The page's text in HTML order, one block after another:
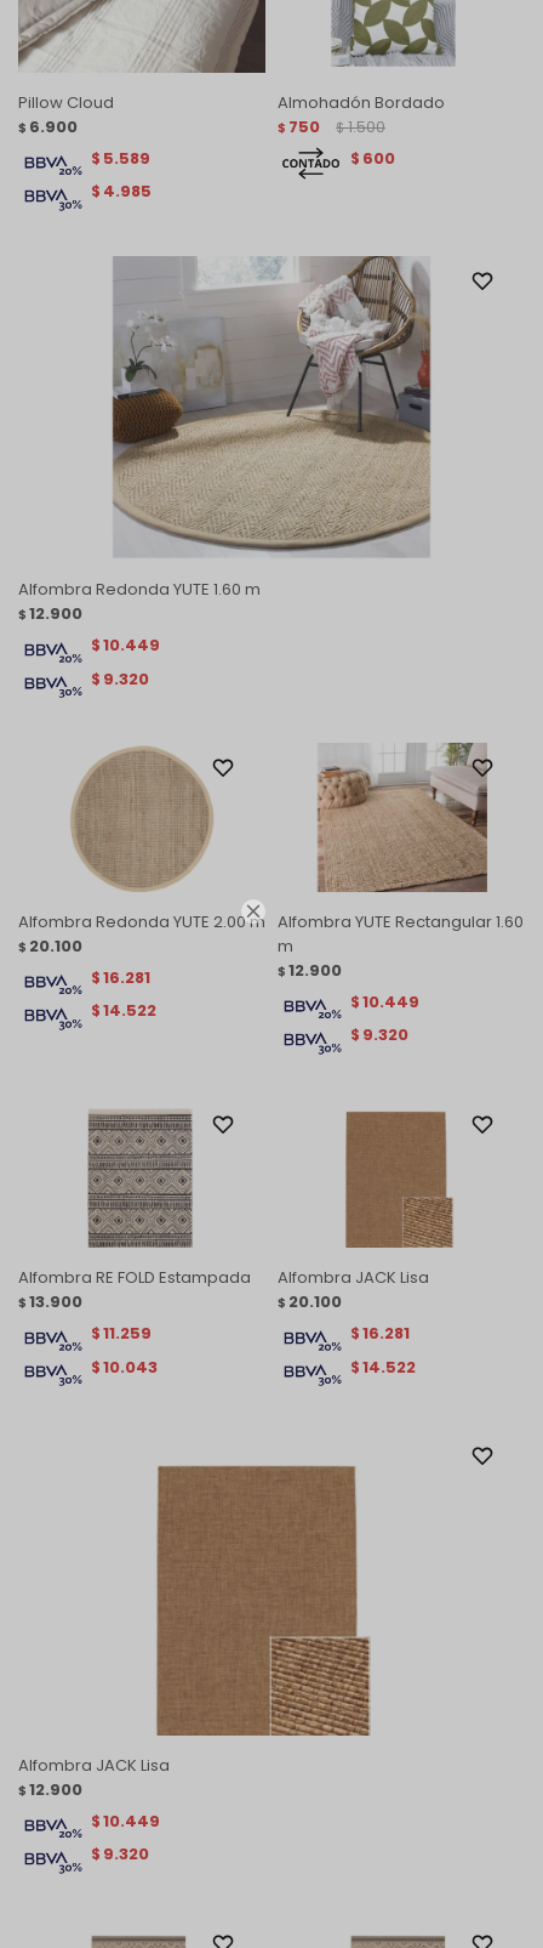

Pillow Cloud
$ 6.900
$ 4.985
$ 5.589
Almohadón Bordado
$ 750 $ 1.500
$ 600
Alfombra Redonda YUTE 1.60 m
$ 12.900
$ 9.320
$10.449
Alfombra Redonda YUTE 2.00 m
$ 20.100
$14.522
$16.281
Alfombra YUTE Rectangular 1.60
m
$ 12.900
$ 9.320
$10.449
Alfombra RE FOLD Estampada
$ 13.900
$10.043
$11.259
Alfombra JACK Lisa
$ 20.100
$14.522
$16.281
Alfombra JACK Lisa
$ 12.900
$ 9.320
$10.449